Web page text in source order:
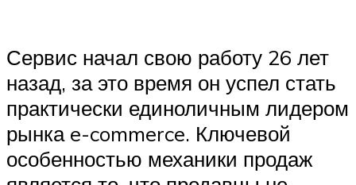
Сервис начал свою работу 26 лет
назад, за это время он успел стать
практически единоличным лидером
рынка e-commerce. Ключевой
особенностью механики продаж